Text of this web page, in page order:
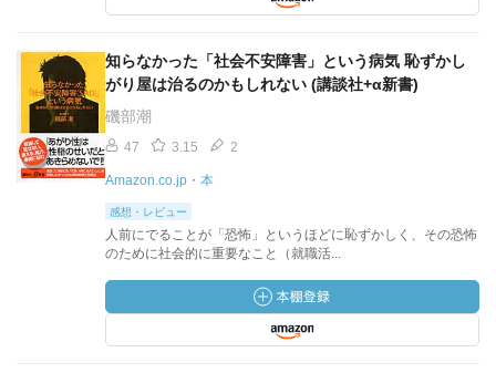
知らなかった「社会不安障害」という病気 恥ずかし
がり屋は治るのかもしれない (講談社+α新書)
磯部潮
47 3.15 2
Amazon.co.jp・本
感想・レビュー
人前にでることが「恐怖」というほどに恥ずかしく、その恐怖
のために社会的に重要なこと（就職活...